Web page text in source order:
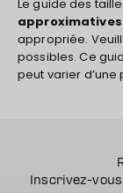
Le guide des
approximatives
appropriée.
possibles. Ce
peut varier d’une
Inscrivez-